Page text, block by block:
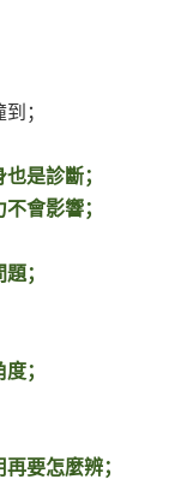
；
是診斷；
會影響；
；
；
要怎麼辨；